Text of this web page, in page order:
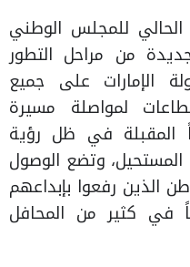
الحالي للمجلس الوطني
من مراحل التطور
الإمارات على جميع
لمواصلة مسيرة
المقبلة في ظل رؤية
المستحيل، وتضع الوصول
الذين رفعوا بإبداعهم
في كثير من المحافل